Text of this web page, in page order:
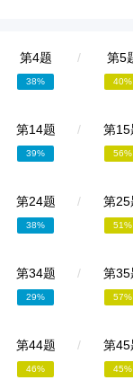
第4题 /
38%
第5
40%
第14题 /
39%
第15
56%
第24题 /
38%
第25
51%
第34题 /
29%
第35
57%
第44题 /
46%
第45
45%